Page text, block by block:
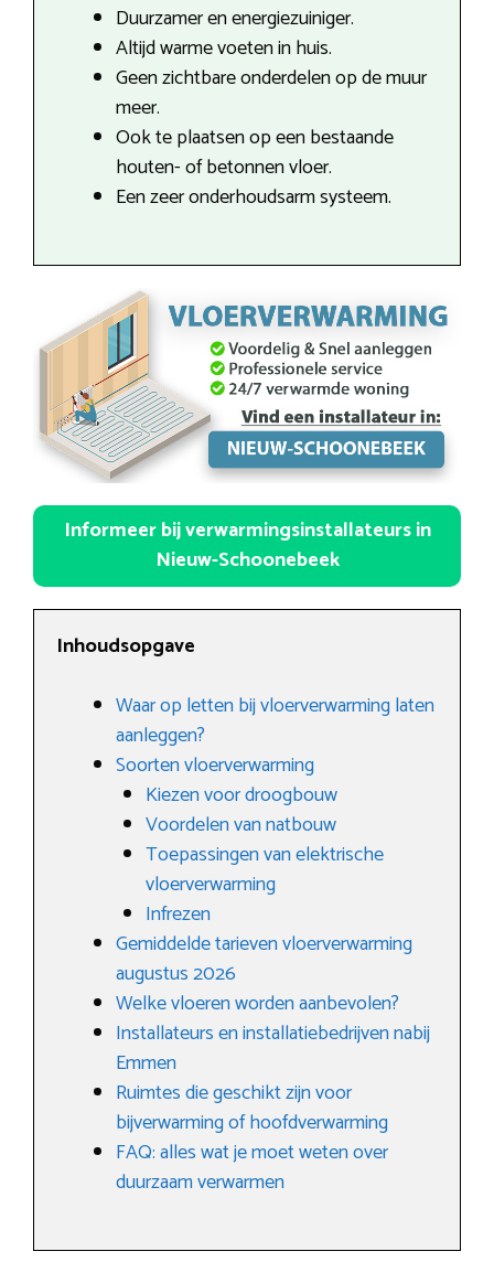
Duurzamer en energiezuiniger.
Altijd warme voeten in huis.
Geen zichtbare onderdelen op de muur
meer.
Ook te plaatsen op een bestaande
houten- of betonnen vloer.
Een zeer onderhoudsarm systeem.
Informeer bij verwarmingsinstallateurs in
Nieuw-Schoonebeek
Inhoudsopgave
Waar op letten bij vloerverwarming laten
aanleggen?
Soorten vloerverwarming
Kiezen voor droogbouw
Voordelen van natbouw
Toepassingen van elektrische
vloerverwarming
Infrezen
Gemiddelde tarieven vloerverwarming
augustus 2026
Welke vloeren worden aanbevolen?
Installateurs en installatiebedrijven nabij
Emmen
Ruimtes die geschikt zijn voor
bijverwarming of hoofdverwarming
FAQ: alles wat je moet weten over
duurzaam verwarmen